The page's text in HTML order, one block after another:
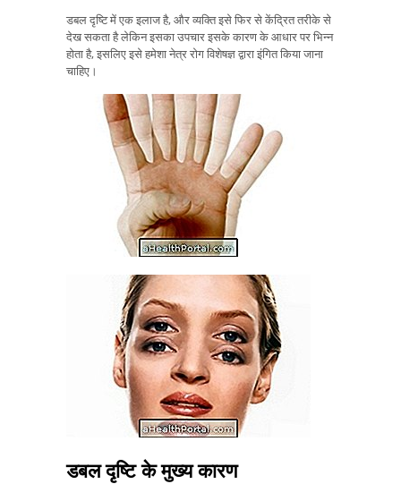
डबल दृष्टि में एक इलाज है, और व्यक्ति इसे फिर से केंद्रित तरीके से
देख सकता है लेकिन इसका उपचार इसके कारण के आधार पर भिन्न
होता है, इसलिए इसे हमेशा नेत्र रोग विशेषज्ञ द्वारा इंगित किया जाना
चाहिए।
डबल दृष्टि के मुख्य कारण